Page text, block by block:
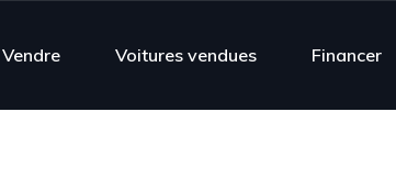
Vendre Voitures vendues Financer